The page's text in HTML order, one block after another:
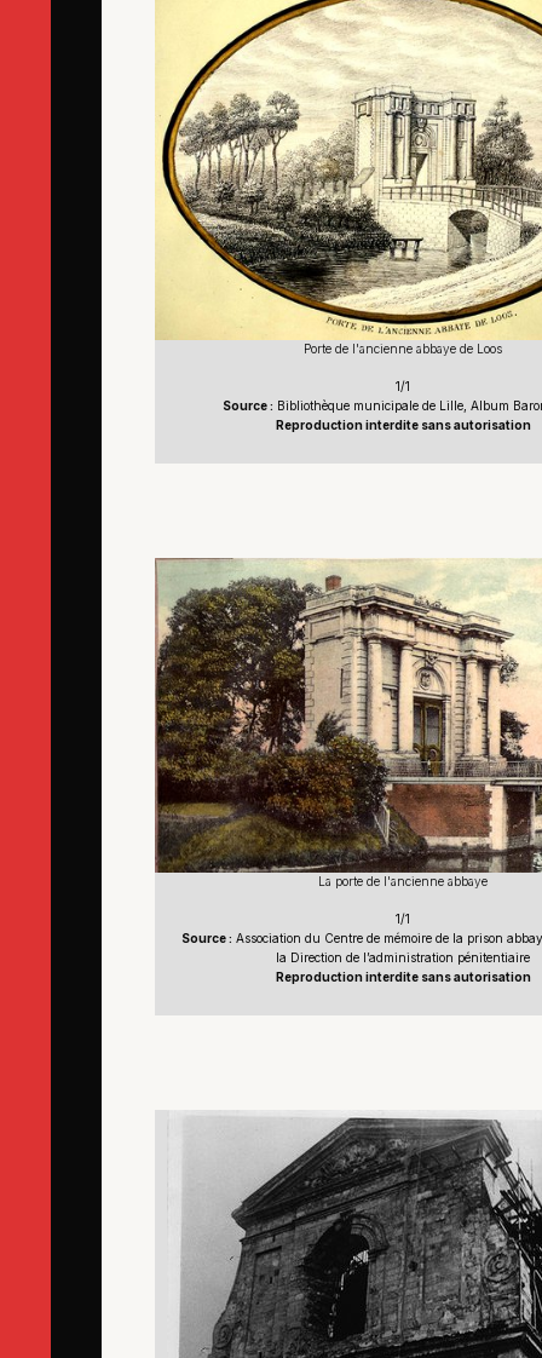
Porte de l'ancienne abbaye de Loos
1/1
Source : Bibliothèque municipale de Lille, Album
Reproduction interdite sans autorisation
La porte de l'ancienne abbaye
1/1
Source : Association du Centre de mémoire de la prison
la Direction de l’administration pénitentiaire
Reproduction interdite sans autorisation